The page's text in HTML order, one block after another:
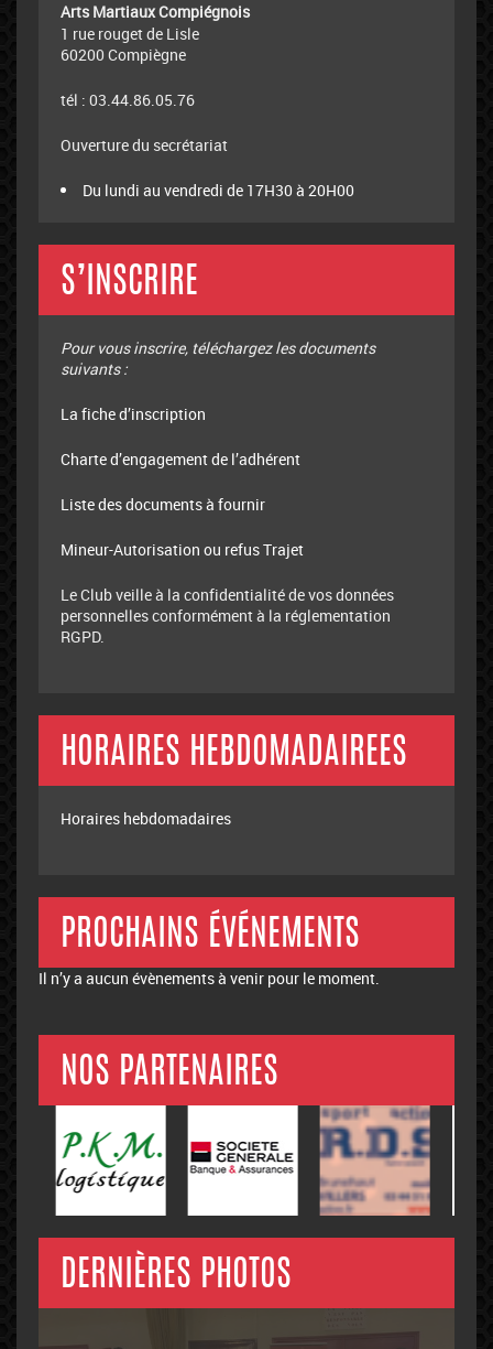
Arts Martiaux Compiégnois
1 rue rouget de Lisle
60200 Compiègne
tél : 03.44.86.05.76
Ouverture du secrétariat
Du lundi au vendredi de 17H30 à 20H00
S’INSCRIRE
Pour vous inscrire, téléchargez les documents
suivants :
La fiche d’inscription
Charte d’engagement de l’adhérent
Liste des documents à fournir
Mineur-Autorisation ou refus Trajet
Le Club veille à la confidentialité de vos données
personnelles conformément à la réglementation
RGPD.
HORAIRES HEBDOMADAIREES
Horaires hebdomadaires
PROCHAINS ÉVÉNEMENTS
Il n’y a aucun évènements à venir pour le moment.
NOS PARTENAIRES
DERNIÈRES PHOTOS